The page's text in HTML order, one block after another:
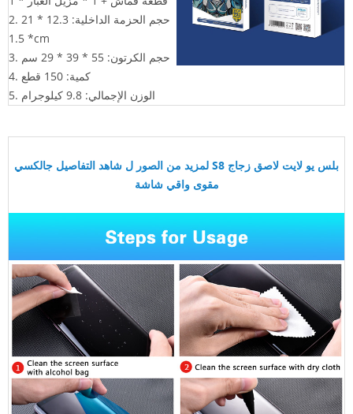
2. حجم الحزمة الداخلية: 12.3 * 21
* 1.5cm
3. حجم الكرتون: 55 * 39 * 29
سم
4. كمية: 150 قطع
5. الوزن الإجمالي: 9.8 كيلوجرام
لمزيد من الصور ل شاهد التفاصيل جالكسي S8 بلس يو لايت لاصق زجاج
مقوى واقي شاشة